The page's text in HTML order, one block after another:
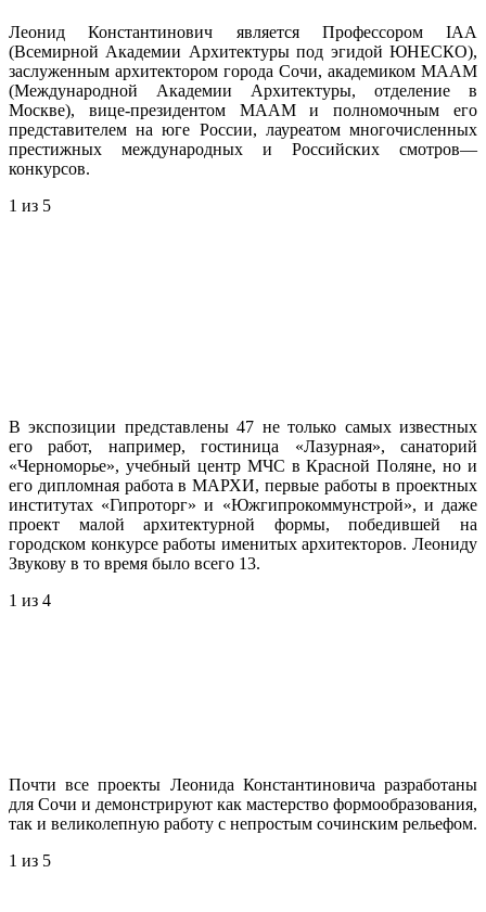
Леонид Константинович является Профессором IAA
(Всемирной Академии Архитектуры под эгидой ЮНЕСКО),
заслуженным архитектором города Сочи, академиком МААМ
(Международной Академии Архитектуры, отделение в
Москве), вице-президентом МААМ и полномочным его
представителем на юге России, лауреатом многочисленных
престижных международных и Российских смотров—
конкурсов.
1 из 5
В экспозиции представлены 47 не только самых известных
его работ, например, гостиница «Лазурная», санаторий
«Черноморье», учебный центр МЧС в Красной Поляне, но и
его дипломная работа в МАРХИ, первые работы в проектных
институтах «Гипроторг» и «Южгипрокоммунстрой», и даже
проект малой архитектурной формы, победившей на
городском конкурсе работы именитых архитекторов. Леониду
Звукову в то время было всего 13.
1 из 4
Почти все проекты Леонида Константиновича разработаны
для Сочи и демонстрируют как мастерство формообразования,
так и великолепную работу с непростым сочинским рельефом.
1 из 5